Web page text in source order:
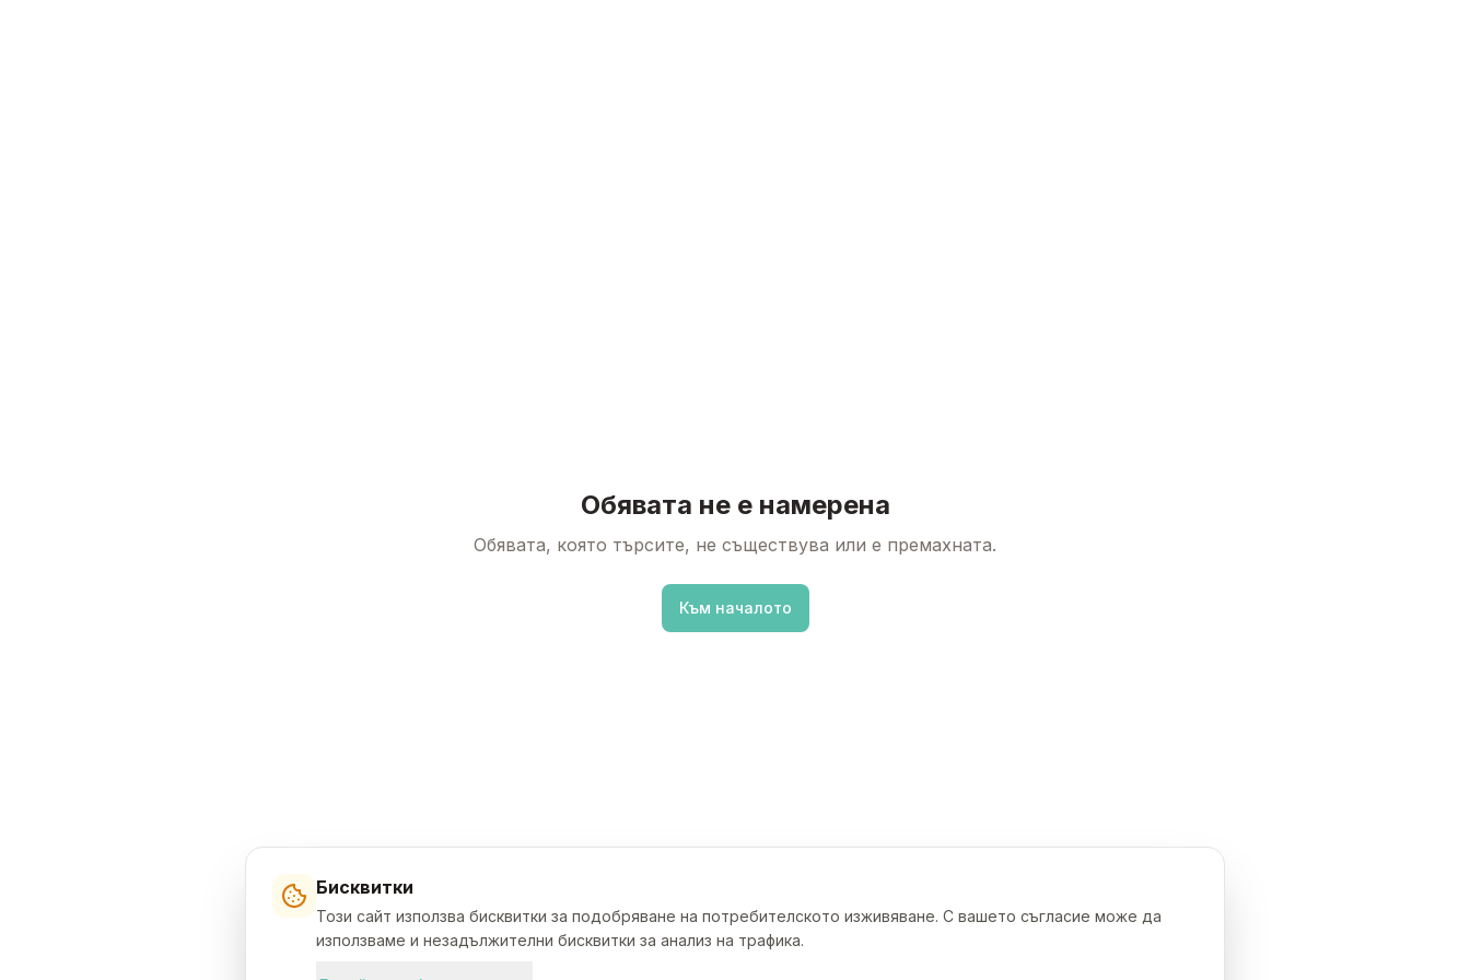
Обявата не е намерена
Обявата, която търсите, не съществува или е премахната.
Към началото
Бисквитки
Този сайт използва бисквитки за подобряване на потребителското изживяване. С вашето съгласие може да
използваме и незадължителни бисквитки за анализ на трафика.